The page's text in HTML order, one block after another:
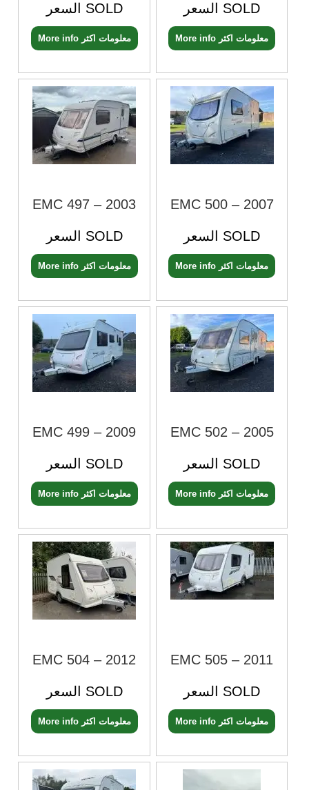
السعر SOLD
More info معلومات اكثر
السعر SOLD
More info معلومات اكثر
EMC 497 – 2003
السعر SOLD
More info معلومات اكثر
EMC 500 – 2007
السعر SOLD
More info معلومات اكثر
EMC 499 – 2009
السعر SOLD
More info معلومات اكثر
EMC 502 – 2005
السعر SOLD
More info معلومات اكثر
EMC 504 – 2012
السعر SOLD
More info معلومات اكثر
EMC 505 – 2011
السعر SOLD
More info معلومات اكثر